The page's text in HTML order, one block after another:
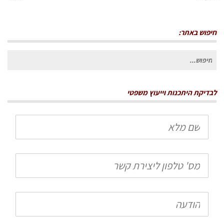
חיפוש באתר:
חיפוש
לבדיקת היתכנות וייעוץ משפטי
שם
מלא
טלפון
הודעה